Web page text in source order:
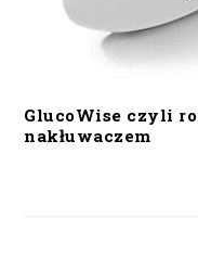
GlucoWise czyli
nakłuwaczem